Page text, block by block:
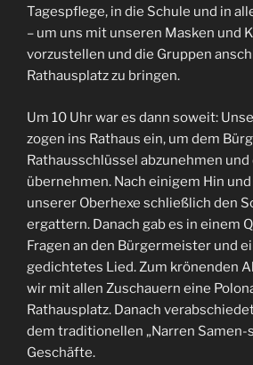
Tagespflege, in die Schule und in
– um uns mit unseren Masken und
vorzustellen und die Gruppen
Rathausplatz zu bringen.
Um 10 Uhr war es dann soweit:
zogen ins Rathaus ein, um dem
Rathausschlüssel abzunehmen und
übernehmen. Nach einigem Hin
unserer Oberhexe schließlich den
ergattern. Danach gab es in einem
Fragen an den Bürgermeister und
gedichtetes Lied. Zum krönenden
wir mit allen Zuschauern eine
Rathausplatz. Danach
dem traditionellen „Narren Samen-
Geschäfte.